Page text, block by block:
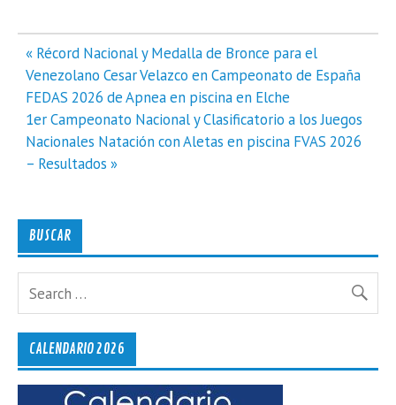
Navegación
de
entradas
« Récord Nacional y Medalla de Bronce para el
Venezolano Cesar Velazco en Campeonato de España
FEDAS 2026 de Apnea en piscina en Elche
1er Campeonato Nacional y Clasificatorio a los Juegos
Nacionales Natación con Aletas en piscina FVAS 2026
– Resultados »
BUSCAR
CALENDARIO 2026